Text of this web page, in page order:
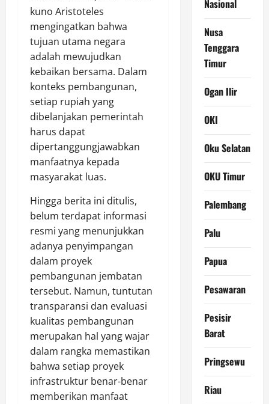
kuno Aristoteles
mengingatkan bahwa
tujuan utama negara
adalah mewujudkan
kebaikan bersama. Dalam
konteks pembangunan,
setiap rupiah yang
dibelanjakan pemerintah
harus dapat
dipertanggungjawabkan
manfaatnya kepada
masyarakat luas.
Hingga berita ini ditulis,
belum terdapat informasi
resmi yang menunjukkan
adanya penyimpangan
dalam proyek
pembangunan jembatan
tersebut. Namun, tuntutan
transparansi dan evaluasi
kualitas pembangunan
merupakan hal yang wajar
dalam rangka memastikan
bahwa setiap proyek
infrastruktur benar-benar
memberikan manfaat
Nasional
Nusa
Tenggara
Timur
Ogan Ilir
OKI
Oku Selatan
OKU Timur
Palembang
Palu
Papua
Pesawaran
Pesisir
Barat
Pringsewu
Riau